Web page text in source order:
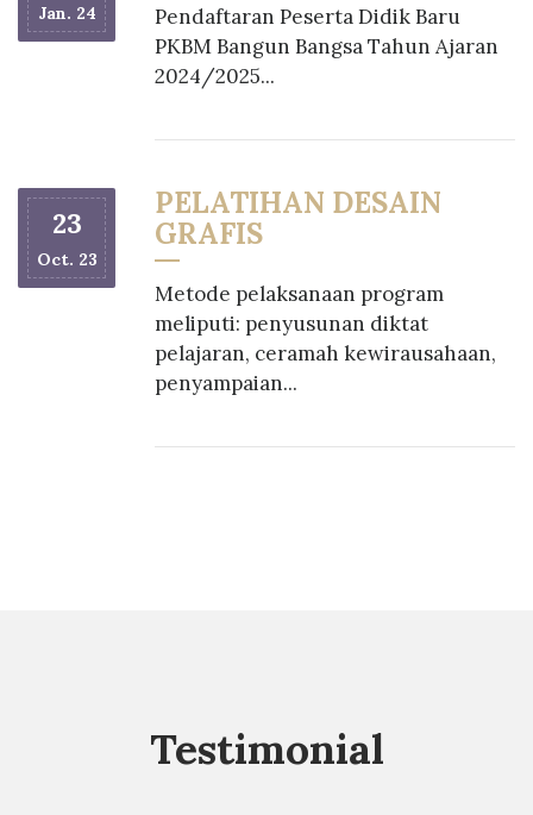
Jan. 24
Pendaftaran Peserta Didik Baru
PKBM Bangun Bangsa Tahun Ajaran
2024/2025...
23
Oct. 23
PELATIHAN DESAIN
GRAFIS
Metode pelaksanaan program
meliputi: penyusunan diktat
pelajaran, ceramah kewirausahaan,
penyampaian...
Testimonial